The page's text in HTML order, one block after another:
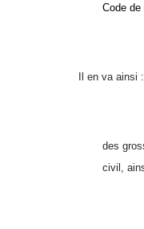
Code
Il en va ainsi :
des
civil,